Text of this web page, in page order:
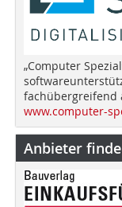
„Computer
fachübergreifend
www.computer-
Anbieter